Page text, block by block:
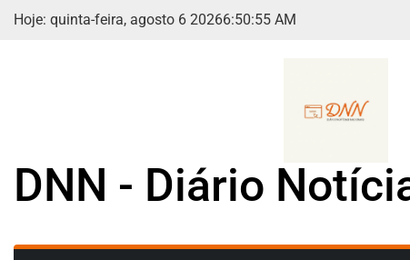
Skip
Hoje: quinta-feira, agosto 6 20266:50:57 AM
DNN - Diário